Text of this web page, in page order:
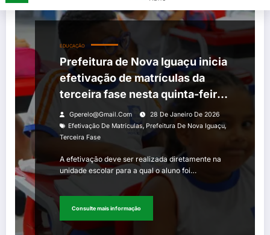
EDUCAÇÃO
Prefeitura de Nova Iguaçu inicia
efetivação de matrículas da
terceira fase nesta quinta-feira
(29)
Gperelo@gmail.com
28 De Janeiro De 2026
Efetivação De Matrículas, Prefeitura De Nova Iguaçu,
Terceira Fase
A efetivação deve ser realizada diretamente na
unidade escolar para a qual o aluno foi…
Consulte mais informação